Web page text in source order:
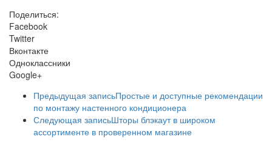
Поделиться:
Facebook
Twitter
Вконтакте
Одноклассники
Google+
Предыдущая записьПростые и доступные рекомендации
по монтажу настенного кондиционера
Следующая записьШторы блэкаут в широком
ассортименте в проверенном магазине